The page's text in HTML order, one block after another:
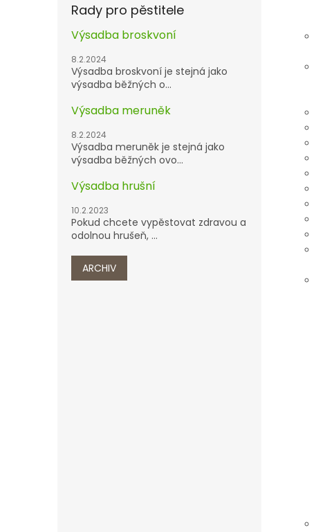
Rady pro pěstitele
Výsadba broskvoní
8.2.2024
Výsadba broskvoní je stejná jako
výsadba běžných o...
Výsadba meruněk
8.2.2024
Výsadba meruněk je stejná jako
výsadba běžných ovo...
Výsadba hrušní
10.2.2023
Pokud chcete vypěstovat zdravou a
odolnou hrušeň, ...
ARCHIV